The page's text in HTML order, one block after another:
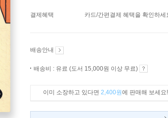
결제혜택 카드/간편결제 혜택을 확인하세
배송안내
배송비 : 유료 (도서 15,000원 이상 무료)
이미 소장하고 있다면 2,400원에 판매해 보세요!